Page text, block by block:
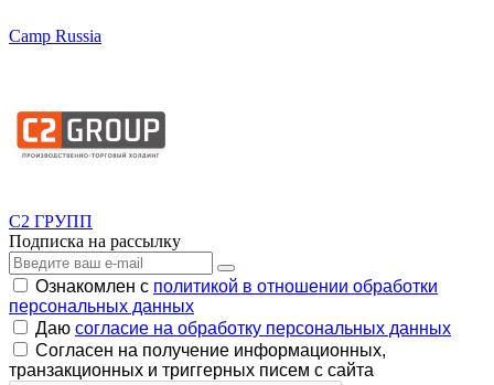
Camp Russia
С2 ГРУПП
Подписка на рассылку
Ознакомлен с политикой в отношении обработки
персональных данных
Даю согласие на обработку персональных данных
Согласен на получение информационных,
транзакционных и триггерных писем с сайта